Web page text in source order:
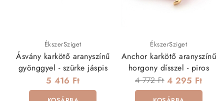
ÉkszerSziget
Ásvány karkötő aranyszínű
gyönggyel - szürke jáspis
5 416 Ft
ÉkszerSziget
Anchor karkötő aranyszínű
horgony dísszel - piros
4 772 Ft 4 295 Ft